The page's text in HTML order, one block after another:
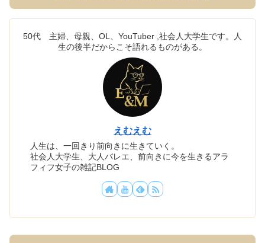
50代 主婦、母親、OL、YouTuber ,社会人大学生です。人
生の後半だからこそ語れるものがある。
えむえむ
人生は、一回きり前向きに生きていく。
社会人大学生、大人バレエ、前向きに今を生きるアラ
フィフ女子の雑記BLOG